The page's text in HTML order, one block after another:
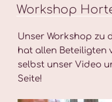
AM
Workshop
Unser Workshop zu
hat allen Beteiligten
selbst unser Video
Seite!